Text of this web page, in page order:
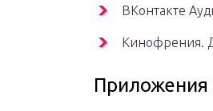
ВКонтакте
Кинофрения.
Приложения